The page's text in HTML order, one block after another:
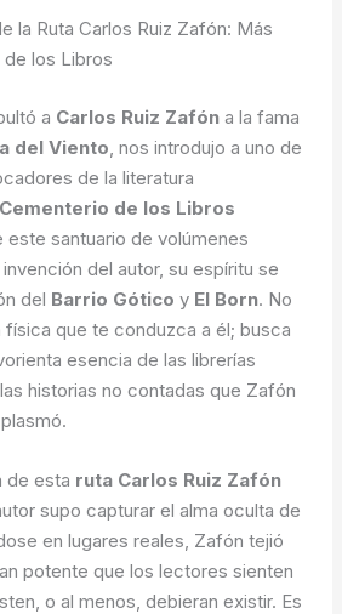
la Ruta Carlos Ruiz Zafón: Más
los Libros
a Carlos Ruiz Zafón a la fama
del Viento, nos introdujo a uno de
de la literatura
Cementerio de los Libros
este santuario de volúmenes
del autor, su espíritu se
del Barrio Gótico y El Born. No
física que te conduzca a él; busca
esencia de las librerías
historias no contadas que Zafón
de esta ruta Carlos Ruiz Zafón
supo capturar el alma oculta de
en lugares reales, Zafón tejió
potente que los lectores sienten
o al menos, debieran existir. Es